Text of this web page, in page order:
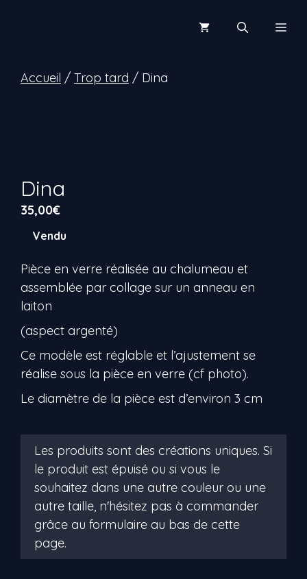
Accueil / Trop tard / Dina
Dina
35,00€
Vendu
Pièce en verre réalisée au chalumeau et
assemblée par collage sur un anneau en
laiton
(aspect argenté)
Ce modèle est réglable et l’ajustement se
réalise sous la pièce en verre (cf photo).
Le diamètre de la pièce est d’environ 3 cm